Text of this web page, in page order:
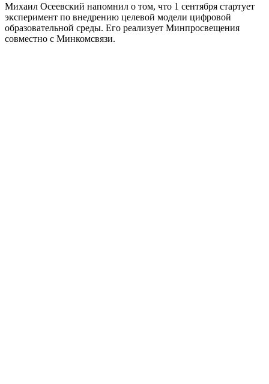
Михаил Осеевский напомнил о том, что 1 сентября стартует
эксперимент по внедрению целевой модели цифровой
образовательной среды. Его реализует Минпросвещения
совместно с Минкомсвязи.